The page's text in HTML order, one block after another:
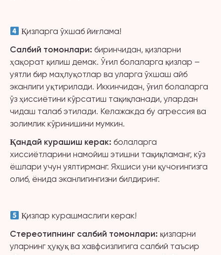
Қизларга ўхшаб йиғлама!
Салбий томонлари: биринчидан, қизларни
ҳақорат қилиш демак. Ўғил болаларга қизлар –
уятли бир маҳлуқотлар ва уларга ўхшаш айб
эканлиги уқтирилади. Иккинчидан, ўғил болаларга
ўз ҳиссиётини кўрсатиш тақиқланади, улардан
чидаш талаб этилади. Келажакда бу агрессия ва
золимлик кўринишини мумкин.
Қандай курашиш керак: болаларга
хиссиётларини намойиш этишни тақиқламанг, кўз
ёшлари учун уялтирманг. Яхшиси уни қучоғингизга
олиб, ёнида эканлигингизни билдиринг.
Қизлар курашмаслиги керак!
Стереотипнинг салбий томонлари: қизларни
уларнинг ҳуқуқ ва хавфсизлигига салбий таъсир